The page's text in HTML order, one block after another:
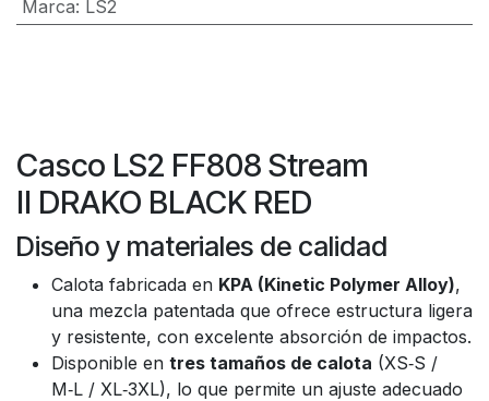
Marca: LS2
Casco LS2 FF808 Stream
II DRAKO BLACK RED
Diseño y materiales de calidad
Calota fabricada en KPA (Kinetic Polymer Alloy),
una mezcla patentada que ofrece estructura ligera
y resistente, con excelente absorción de impactos.
Disponible en tres tamaños de calota (XS‑S /
M‑L / XL‑3XL), lo que permite un ajuste adecuado